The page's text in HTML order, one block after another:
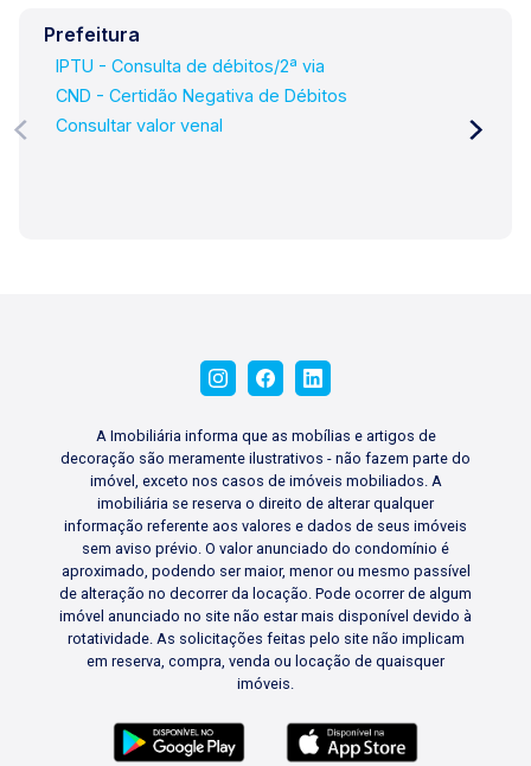
Prefeitura
IPTU - Consulta de débitos/2ª via
CND - Certidão Negativa de Débitos
Consultar valor venal
A Imobiliária informa que as mobílias e artigos de
decoração são meramente ilustrativos - não fazem parte do
imóvel, exceto nos casos de imóveis mobiliados. A
imobiliária se reserva o direito de alterar qualquer
informação referente aos valores e dados de seus imóveis
sem aviso prévio. O valor anunciado do condomínio é
aproximado, podendo ser maior, menor ou mesmo passível
de alteração no decorrer da locação. Pode ocorrer de algum
imóvel anunciado no site não estar mais disponível devido à
rotatividade. As solicitações feitas pelo site não implicam
em reserva, compra, venda ou locação de quaisquer
imóveis.